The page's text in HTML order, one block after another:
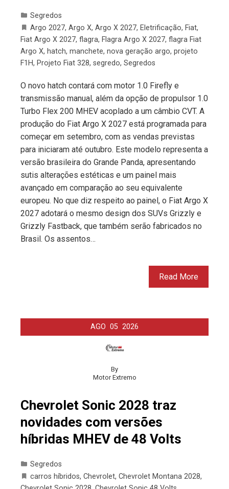
Segredos
Argo 2027, Argo X, Argo X 2027, Eletrificação, Fiat,
Fiat Argo X 2027, flagra, Flagra Argo X 2027, flagra Fiat
Argo X, hatch, manchete, nova geração argo, projeto
F1H, Projeto Fiat 328, segredo, Segredos
O novo hatch contará com motor 1.0 Firefly e
transmissão manual, além da opção de propulsor 1.0
Turbo Flex 200 MHEV acoplado a um câmbio CVT. A
produção do Fiat Argo X 2027 está programada para
começar em setembro, com as vendas previstas
para iniciaram até outubro. Este modelo representa a
versão brasileira do Grande Panda, apresentando
sutis alterações estéticas e um painel mais
avançado em comparação ao seu equivalente
europeu. No que diz respeito ao painel, o Fiat Argo X
2027 adotará o mesmo design dos SUVs Grizzly e
Grizzly Fastback, que também serão fabricados no
Brasil. Os assentos…
Read More
AGO 05 2026
By
Motor Extremo
Chevrolet Sonic 2028 traz
novidades com versões
híbridas MHEV de 48 Volts
Segredos
carros híbridos, Chevrolet, Chevrolet Montana 2028,